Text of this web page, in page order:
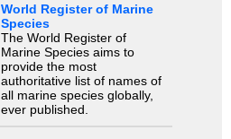
World Register of Marine
Species
The World Register of
Marine Species aims to
provide the most
authoritative list of names of
all marine species globally,
ever published.